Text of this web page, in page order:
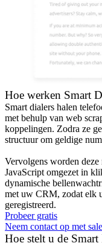
Hoe werken Smart
Smart dialers halen
met behulp van web
koppelingen. Zodra ze
structuur om geldige
Vervolgens worden
JavaScript omgezet in
dynamische
met uw CRM, zodat elk
geregistreerd.
Probeer gratis
Neem contact op met
Hoe stelt u de